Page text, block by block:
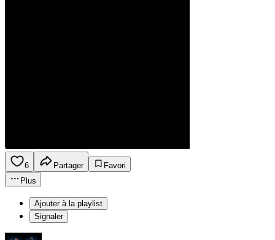
6 Partager
Favori
Plus
Ajouter à la playlist
Signaler